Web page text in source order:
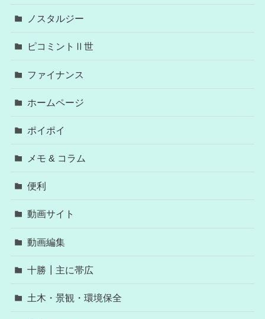
ノスタルジー
ピコミントⅡ世
ファイナンス
ホームページ
ポイポイ
メモ & コラム
便利
動画サイト
動画編集
十勝┃主に帯広
土木・景観・環境保全